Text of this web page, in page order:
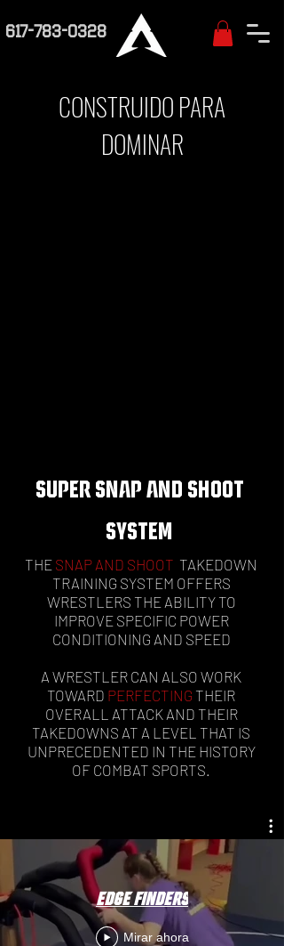
617-783-0328
CONSTRUIDO PARA
DOMINAR
SUPER SNAP AND SHOOT
SYSTEM
THE SNAP AND SHOOT TAKEDOWN
TRAINING SYSTEM OFFERS
WRESTLERS THE ABILITY TO
IMPROVE SPECIFIC POWER
CONDITIONING AND SPEED
A WRESTLER CAN ALSO WORK
TOWARD PERFECTING THEIR
OVERALL ATTACK AND THEIR
TAKEDOWNS AT A LEVEL THAT IS
UNPRECEDENTED IN THE HISTORY
OF COMBAT SPORTS.
EDGE FINDERS
Mirar ahora